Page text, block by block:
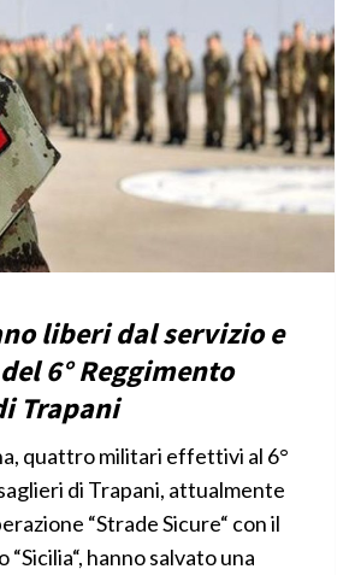
liberi dal servizio e
6° Reggimento
Trapani
quattro militari effettivi al 6°
di Trapani, attualmente
“Strade Sicure“ con il
hanno salvato una